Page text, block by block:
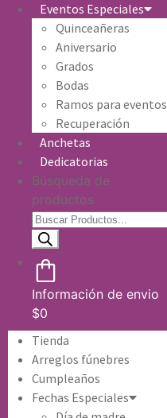
Eventos Especiales
Quinceañeras
Aniversario
Grados
Bodas
Ramos para eventos
Recuperación
Anchetas
Dedicatorias
Búsqueda de
productos
Información de envio
$0
Tienda
Arreglos fúnebres
Cumpleaños
Fechas Especiales